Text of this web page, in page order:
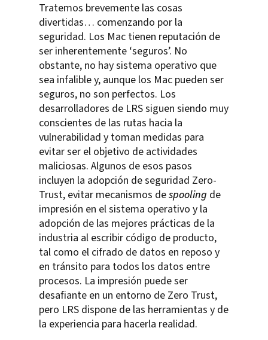
Tratemos brevemente las cosas
divertidas… comenzando por la
seguridad. Los Mac tienen reputación de
ser inherentemente ‘seguros’. No
obstante, no hay sistema operativo que
sea infalible y, aunque los Mac pueden ser
seguros, no son perfectos. Los
desarrolladores de LRS siguen siendo muy
conscientes de las rutas hacia la
vulnerabilidad y toman medidas para
evitar ser el objetivo de actividades
maliciosas. Algunos de esos pasos
incluyen la adopción de seguridad Zero-
Trust, evitar mecanismos despooling de
impresión en el sistema operativo y la
adopción de las mejores prácticas de la
industria al escribir código de producto,
tal como el cifrado de datos en reposo y
en tránsito para todos los datos entre
procesos. La impresión puede ser
desafiante en un entorno de Zero Trust,
pero LRS dispone de las herramientas y de
la experiencia para hacerla realidad.